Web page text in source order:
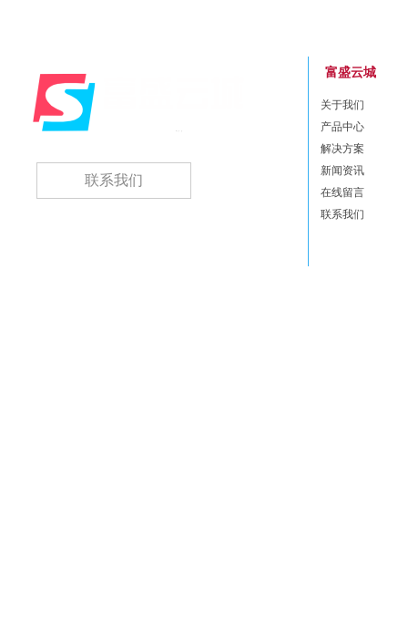
富盛云城
关于我们
产品中心
解决方案
新闻资讯
在线留言
联系我们
联系我们